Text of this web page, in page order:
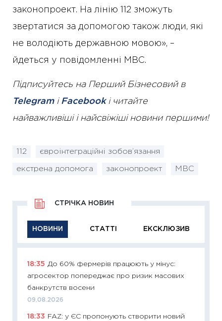
законопроект. На лінію 112 зможуть
звертатися за допомогою також люди, які
не володіють державною мовою», –
йдеться у повідомленні МВС.
Підписуйтесь на Перший Бізнесовий в
Telegramі Facebookі читайте
найважливіші і найсвіжіші новини першими!
112 євроінтеграційні зобов’язання
екстрена допомога законопроект МВС
НОВИНИ СТАТТІ ЕКСКЛЮЗИВ
СТРІЧКА НОВИН
18:35 До 60% фермерів працюють у мінус:
агросектор попереджає про ризик масових
банкрутств восени
09.08.2026
18:33
FAZ: у ЄС пропонують створити новий